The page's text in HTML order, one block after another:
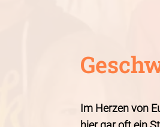
Im Herzen von